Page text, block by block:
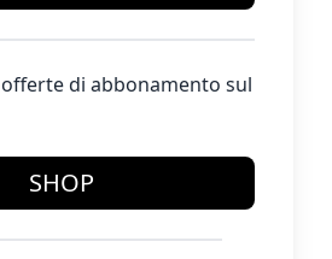
di abbonamento sul
SHOP